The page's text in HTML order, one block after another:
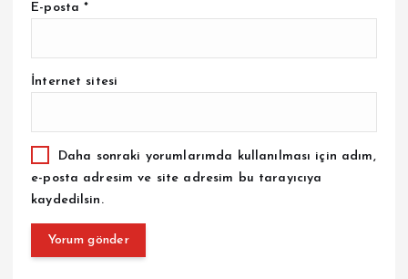
E-posta*
İnternet sitesi
Daha sonraki yorumlarımda kullanılması için adım,
e-posta adresim ve site adresim bu tarayıcıya
kaydedilsin.